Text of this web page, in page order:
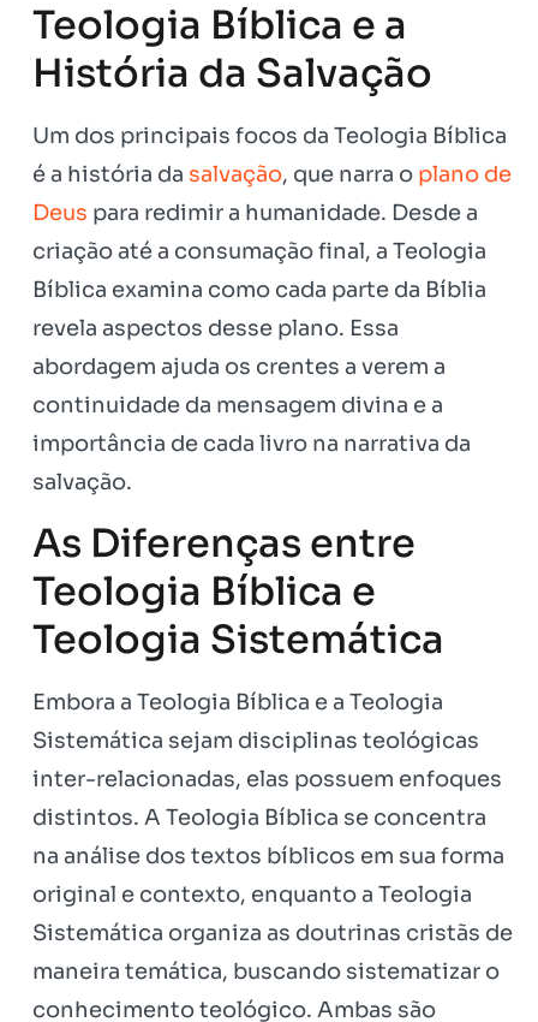
Teologia Bíblica e a
História da Salvação
Um dos principais focos da Teologia Bíblica
é a história da salvação, que narra o plano de
Deus para redimir a humanidade. Desde a
criação até a consumação final, a Teologia
Bíblica examina como cada parte da Bíblia
revela aspectos desse plano. Essa
abordagem ajuda os crentes a verem a
continuidade da mensagem divina e a
importância de cada livro na narrativa da
salvação.
As Diferenças entre
Teologia Bíblica e
Teologia Sistemática
Embora a Teologia Bíblica e a Teologia
Sistemática sejam disciplinas teológicas
inter-relacionadas, elas possuem enfoques
distintos. A Teologia Bíblica se concentra
na análise dos textos bíblicos em sua forma
original e contexto, enquanto a Teologia
Sistemática organiza as doutrinas cristãs de
maneira temática, buscando sistematizar o
conhecimento teológico. Ambas são